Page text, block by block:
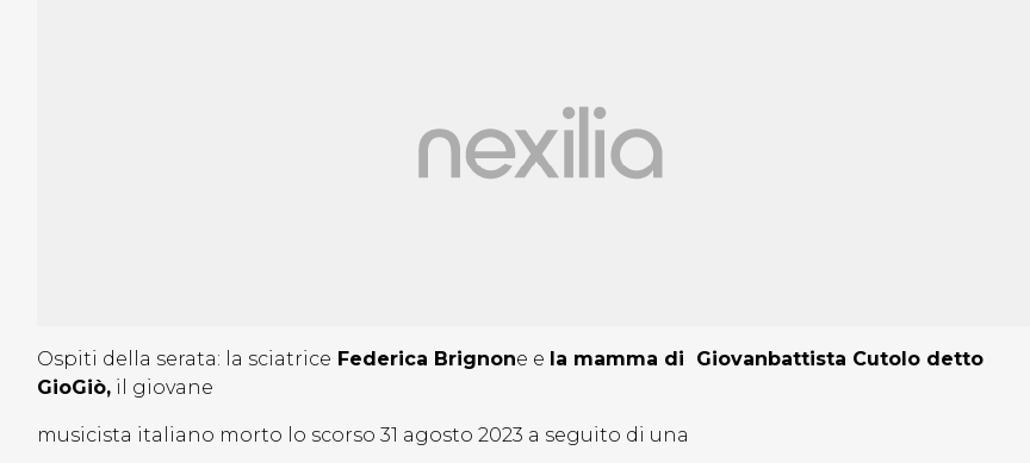
Ospiti della serata: l a sciatrice Federica Brignone e la mamma di Giovanbattista Cutolo detto
GioGiò, il giovane
musicista italiano morto lo scorso 31 agosto 2023 a seguito di una